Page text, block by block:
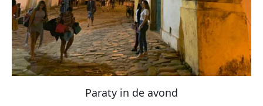
Paraty in de avond